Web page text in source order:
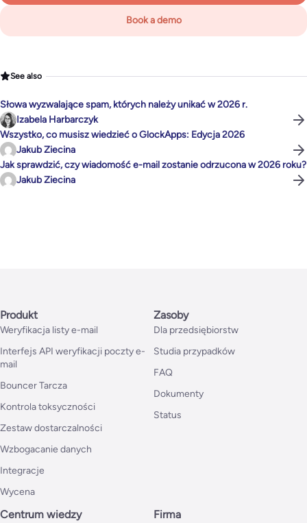
Book a demo
See also
Słowa wyzwalające spam, których należy unikać w 2026 r.
Izabela Harbarczyk
Wszystko, co musisz wiedzieć o GlockApps: Edycja 2026
Jakub Ziecina
Jak sprawdzić, czy wiadomość e-mail zostanie odrzucona w 2026 roku?
Jakub Ziecina
Produkt
Weryfikacja listy e-mail
Interfejs API weryfikacji poczty e-
mail
Bouncer Tarcza
Kontrola toksyczności
Zestaw dostarczalności
Wzbogacanie danych
Integracje
Wycena
Zasoby
Dla przedsiębiorstw
Studia przypadków
FAQ
Dokumenty
Status
Centrum wiedzy Firma